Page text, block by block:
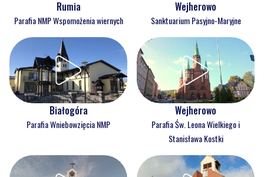
Rumia
Parafia NMP Wspomożenia wiernych
Wejherowo
Sanktuarium Pasyjno-Maryjne
Białogóra
Parafia Wniebowzięcia NMP
Wejherowo
Parafia Św. Leona Wielkiego i
Stanisława Kostki